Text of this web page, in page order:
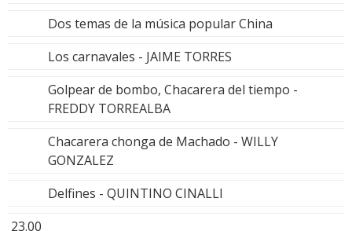
Dos temas de la música popular China
Los carnavales - JAIME TORRES
Golpear de bombo, Chacarera del tiempo -
FREDDY TORREALBA
Chacarera chonga de Machado - WILLY
GONZALEZ
Delfines - QUINTINO CINALLI
23.00